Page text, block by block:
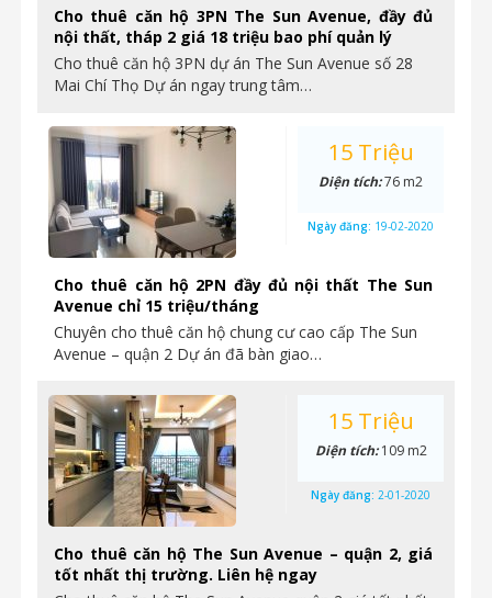
Cho thuê căn hộ 3PN The Sun Avenue, đầy đủ
nội thất, tháp 2 giá 18 triệu bao phí quản lý
Cho thuê căn hộ 3PN dự án The Sun Avenue số 28
Mai Chí Thọ Dự án ngay trung tâm…
Cho thuê căn hộ 2PN đầy đủ nội thất The Sun
Avenue chỉ 15 triệu/tháng
Chuyên cho thuê căn hộ chung cư cao cấp The Sun
Avenue – quận 2 Dự án đã bàn giao…
15 Triệu
Diện tích:76 m2
Ngày đăng: 19-02-2020
Cho thuê căn hộ The Sun Avenue – quận 2, giá
tốt nhất thị trường. Liên hệ ngay
15 Triệu
Diện tích:109 m2
Ngày đăng: 2-01-2020